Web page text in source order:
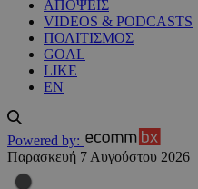
ΑΠΟΨΕΙΣ
VIDEOS & PODCASTS
ΠΟΛΙΤΙΣΜΟΣ
GOAL
LIKE
EN
Powered by:
Παρασκευή 7 Αυγούστου 2026